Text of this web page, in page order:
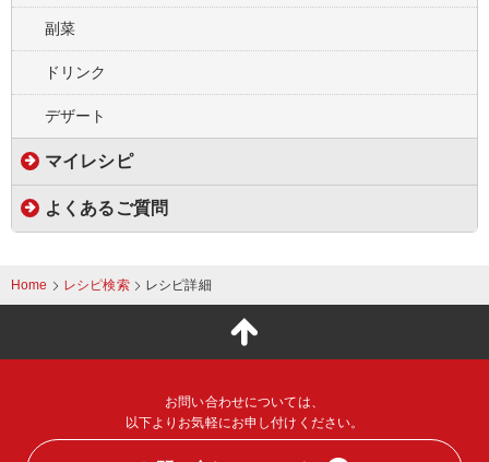
副菜
ドリンク
デザート
マイレシピ
よくあるご質問
Home レシピ検索 レシピ詳細
の
ー
ジ
お問い合わせについては、
以下よりお気軽にお申し付けください。